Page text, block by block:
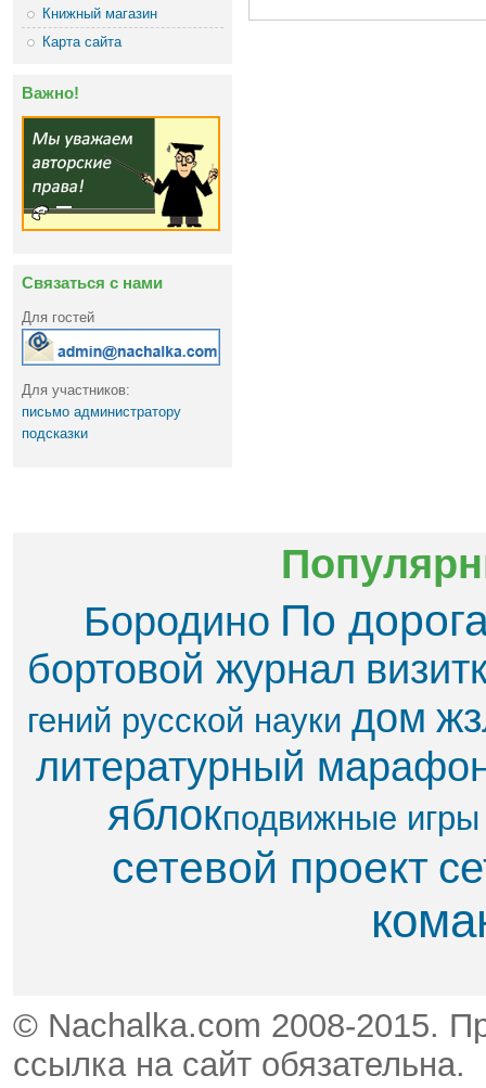
Книжный магазин
Карта сайта
Важно!
Связаться с нами
Для гостей
Для участников:
письмо администратору
подсказки
Бородино По
бортовой журнал
гений русской науки дом
литературный
яблок​подвижные игры
сетевой проект
© Nachalka.com 2008-2015.
ссылка на сайт обязательна.